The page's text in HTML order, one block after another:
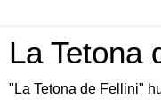
La Tetona
"La Tetona de Fellini"